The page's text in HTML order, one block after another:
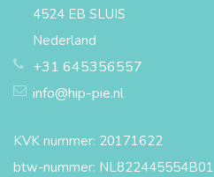
4524 EB SLUIS
Nederland
+31 645356557
info@hip-pie.nl
KVK nummer: 20171622
btw-nummer: NL822445554B01